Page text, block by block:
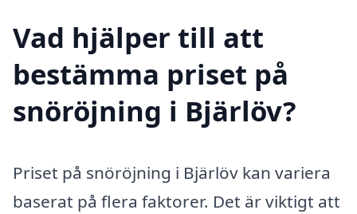
Vad hjälper till att
bestämma priset på
snöröjning i Bjärlöv?
Priset på snöröjning i Bjärlöv kan variera
baserat på flera faktorer. Det är viktigt att